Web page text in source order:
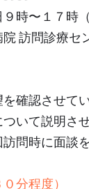
時〜１７時
訪問診療セ
確認させて
いて説明さ
問時に面談
分程度）